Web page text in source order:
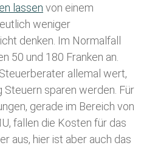
lassen von einem
weniger
denken. Im Normalfall
50 und 180 Franken an.
allemal wert,
Steuern sparen werden. Für
gerade im Bereich von
fallen die Kosten für das
aus, hier ist aber auch das